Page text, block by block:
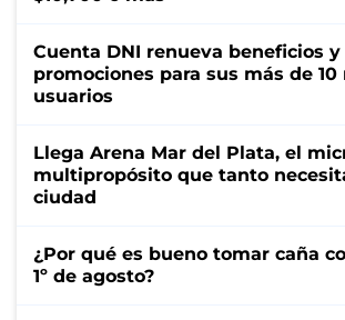
Cuenta DNI renueva beneficios y
promociones para sus más de
usuarios
Llega Arena Mar del Plata, el
multipropósito que tanto
ciudad
¿Por qué es bueno tomar caña
1º de agosto?